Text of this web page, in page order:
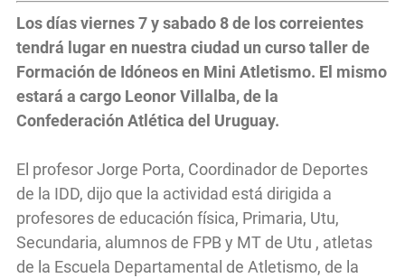
Los días viernes 7 y sabado 8 de los correientes
tendrá lugar en nuestra ciudad un curso taller de
Formación de Idóneos en Mini Atletismo. El mismo
estará a cargo Leonor Villalba, de la
Confederación Atlética del Uruguay.
El profesor Jorge Porta, Coordinador de Deportes
de la IDD, dijo que la actividad está dirigida a
profesores de educación física, Primaria, Utu,
Secundaria, alumnos de FPB y MT de Utu , atletas
de la Escuela Departamental de Atletismo, de la